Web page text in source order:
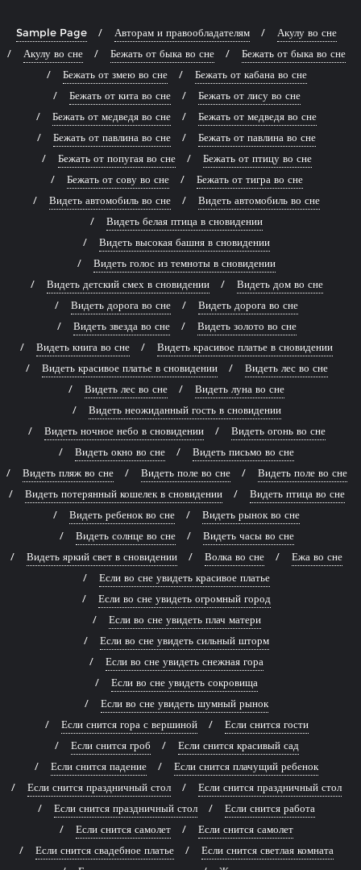
Sample Page Авторам и правообладателям
Акулу во сне
Акулу во сне
Бежать от быка во сне
Бежать от быка во сне
Бежать от змею во сне
Бежать от кабана во сне
Бежать от кита во сне
Бежать от лису во сне
Бежать от медведя во сне
Бежать от медведя во сне
Бежать от павлина во сне
Бежать от павлина во сне
Бежать от попугая во сне
Бежать от птицу во сне
Бежать от сову во сне
Бежать от тигра во сне
Видеть автомобиль во сне
Видеть автомобиль во сне
Видеть белая птица в сновидении
Видеть высокая башня в сновидении
Видеть голос из темноты в сновидении
Видеть детский смех в сновидении
Видеть дом во сне
Видеть дорога во сне
Видеть дорога во сне
Видеть звезда во сне
Видеть золото во сне
Видеть книга во сне
Видеть красивое платье в сновидении
Видеть красивое платье в сновидении
Видеть лес во сне
Видеть лес во сне
Видеть луна во сне
Видеть неожиданный гость в сновидении
Видеть ночное небо в сновидении
Видеть огонь во сне
Видеть окно во сне
Видеть письмо во сне
Видеть пляж во сне
Видеть поле во сне
Видеть поле во сне
Видеть потерянный кошелек в сновидении
Видеть птица во сне
Видеть ребенок во сне
Видеть рынок во сне
Видеть солнце во сне
Видеть часы во сне
Видеть яркий свет в сновидении
Волка во сне
Ежа во сне
Если во сне увидеть красивое платье
Если во сне увидеть огромный город
Если во сне увидеть плач матери
Если во сне увидеть сильный шторм
Если во сне увидеть снежная гора
Если во сне увидеть сокровища
Если во сне увидеть шумный рынок
Если снится гора с вершиной
Если снится гости
Если снится гроб
Если снится красивый сад
Если снится падение
Если снится плачущий ребенок
Если снится праздничный стол
Если снится праздничный стол
Если снится праздничный стол
Если снится работа
Если снится самолет
Если снится самолет
Если снится свадебное платье
Если снится светлая комната